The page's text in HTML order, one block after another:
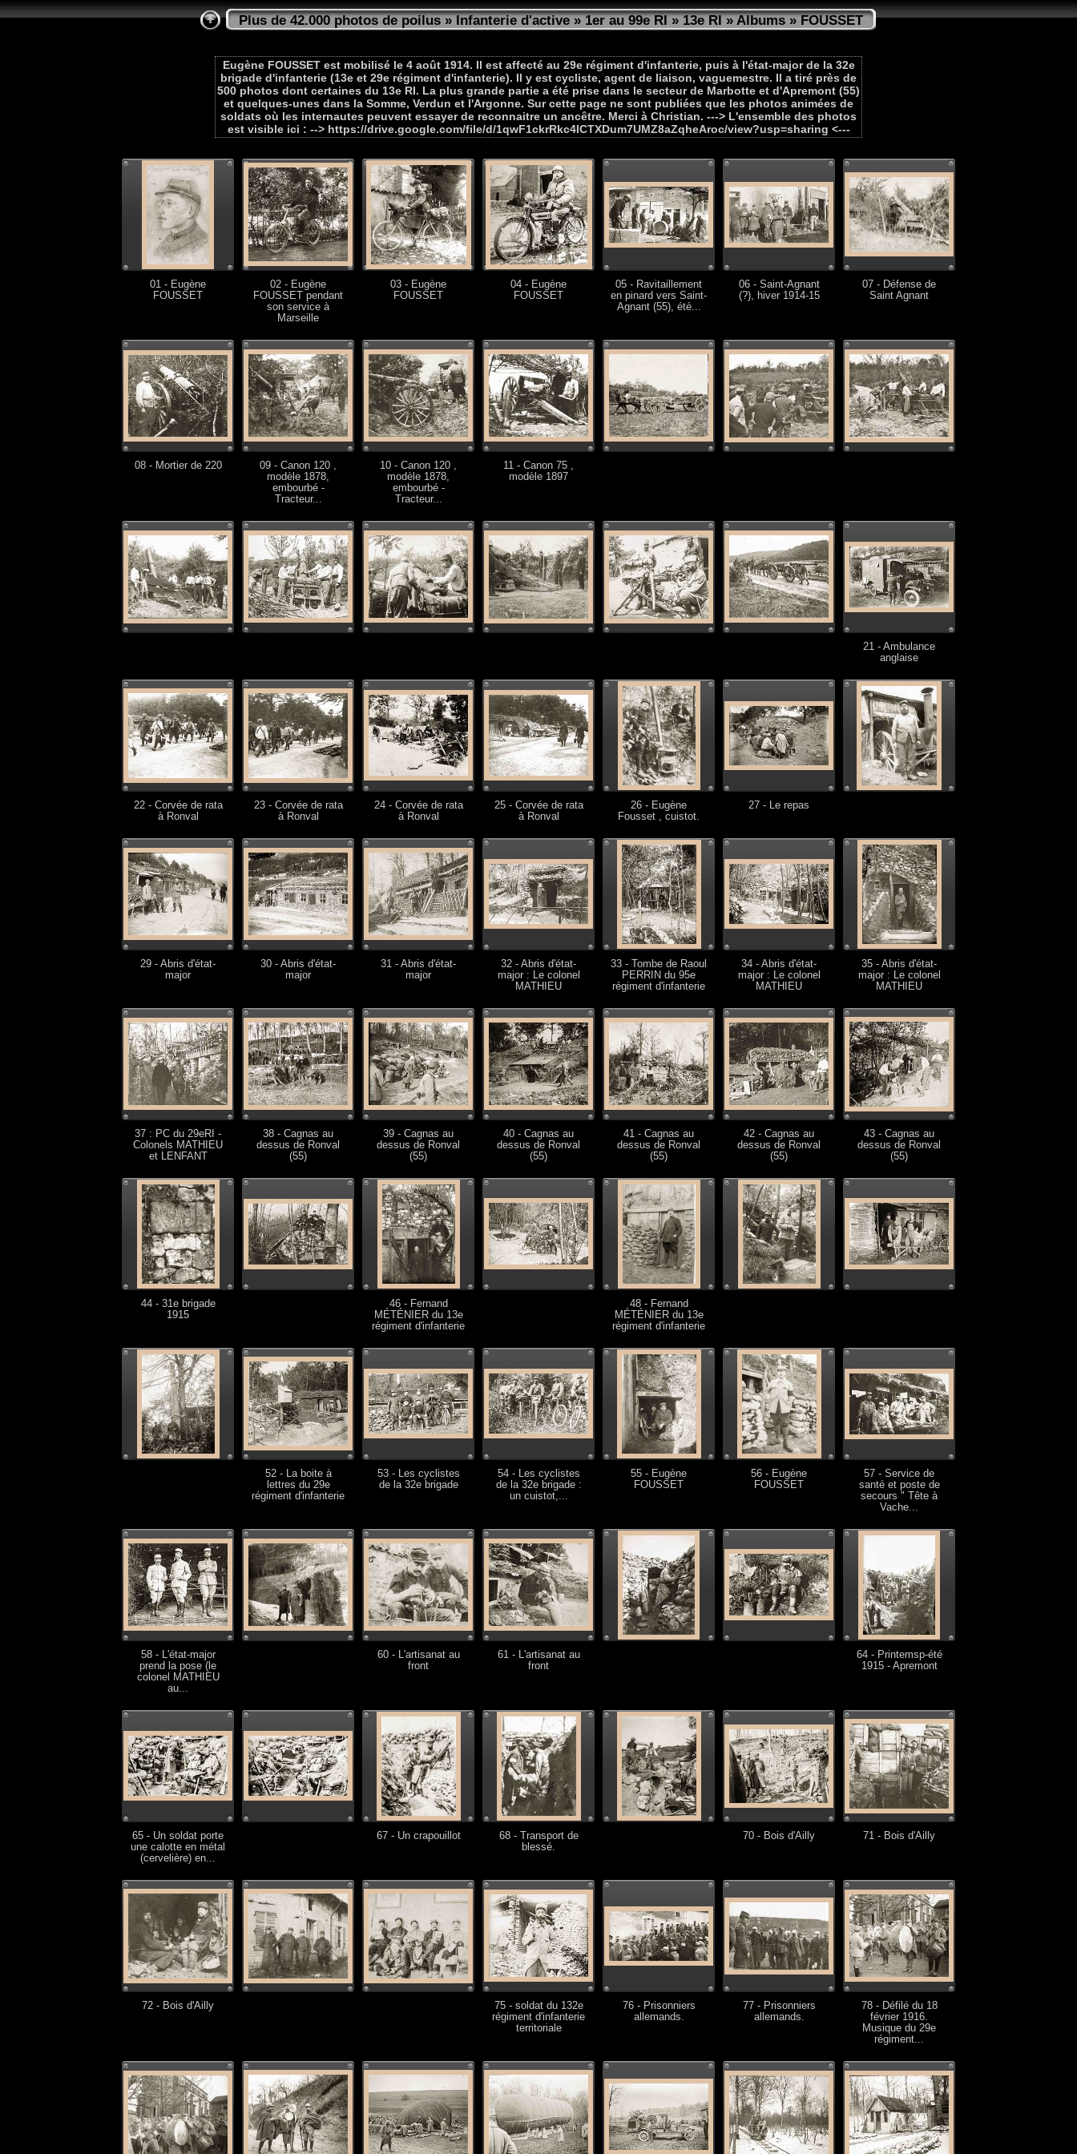
Plus de 42.000 photos de poilus»Infanterie d'active»1er au 99e RI»13e RI»Albums» FOUSSET
Eugène FOUSSET est mobilisé le 4 août 1914. Il est affecté au 29e régiment d'infanterie, puis à l'état-major de la 32e
brigade d'infanterie (13e et 29e régiment d'infanterie). Il y est cycliste, agent de liaison, vaguemestre. Il a tiré près de
500 photos dont certaines du 13e RI. La plus grande partie a été prise dans le secteur de Marbotte et d'Apremont (55)
et quelques-unes dans la Somme, Verdun et l'Argonne. Sur cette page ne sont publiées que les photos animées de
soldats où les internautes peuvent essayer de reconnaitre un ancêtre. Merci à Christian. ---> L'ensemble des photos
est visible ici : --> https://drive.google.com/file/d/1qwF1ckrRkc4ICTXDum7UMZ8aZqheAroc/view?usp=sharing <---
01 - Eugène
FOUSSET
02 - Eugène
FOUSSET pendant
son service à
Marseille
03 - Eugène
FOUSSET
04 - Eugène
FOUSSET
05 - Ravitaillement
en pinard vers Saint-
Agnant (55), été...
06 - Saint-Agnant
(?), hiver 1914-15
07 - Défense de
Saint Agnant
08 - Mortier de 220
09 - Canon 120 ,
modèle 1878,
embourbé -
Tracteur...
10 - Canon 120 ,
modèle 1878,
embourbé -
Tracteur...
11 - Canon 75 ,
modèle 1897
21 - Ambulance
anglaise
22 - Corvée de rata
à Ronval
23 - Corvée de rata
à Ronval
24 - Corvée de rata
à Ronval
25 - Corvée de rata
à Ronval
26 - Eugène
Fousset , cuistot.
27 - Le repas
29 - Abris d'état-
major
30 - Abris d'état-
major
31 - Abris d'état-
major
32 - Abris d'état-
major : Le colonel
MATHIEU
33 - Tombe de Raoul
PERRIN du 95e
régiment d'infanterie
34 - Abris d'état-
major : Le colonel
MATHIEU
35 - Abris d'état-
major : Le colonel
MATHIEU
37 : PC du 29eRI -
Colonels MATHIEU
et LENFANT
38 - Cagnas au
dessus de Ronval
(55)
39 - Cagnas au
dessus de Ronval
(55)
40 - Cagnas au
dessus de Ronval
(55)
41 - Cagnas au
dessus de Ronval
(55)
42 - Cagnas au
dessus de Ronval
(55)
43 - Cagnas au
dessus de Ronval
(55)
44 - 31e brigade
1915
46 - Fernand
MÉTÉNIER du 13e
régiment d'infanterie
48 - Fernand
MÉTÉNIER du 13e
régiment d'infanterie
52 - La boite à
lettres du 29e
régiment d'infanterie
53 - Les cyclistes
de la 32e brigade
54 - Les cyclistes
de la 32e brigade :
un cuistot,...
55 - Eugène
FOUSSET
56 - Eugène
FOUSSET
57 - Service de
santé et poste de
secours " Tête à
Vache...
58 - L'état-major
prend la pose (le
colonel MATHIEU
au...
60 - L'artisanat au
front
61 - L'artisanat au
front
64 - Printemsp-été
1915 - Apremont
65 - Un soldat porte
une calotte en métal
(cervelière) en...
67 - Un crapouillot
68 - Transport de
blessé.
70 - Bois d'Ailly 71 - Bois d'Ailly
72 - Bois d'Ailly
75 - soldat du 132e
régiment d'infanterie
territoriale
76 - Prisonniers
allemands.
77 - Prisonniers
allemands.
78 - Défilé du 18
février 1916.
Musique du 29e
régiment...